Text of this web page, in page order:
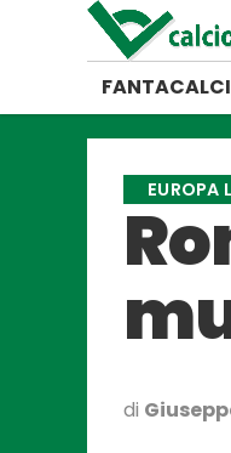
EUROPA
di